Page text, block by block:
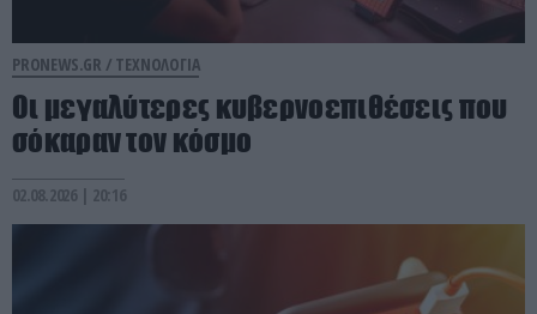
PRONEWS.GR / ΤΕΧΝΟΛΟΓΙΑ
Οι μεγαλύτερες κυβερνοεπιθέσεις που
σόκαραν τον κόσμο
02.08.2026 | 20:16